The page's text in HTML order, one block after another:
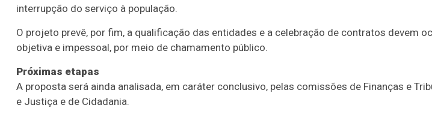
interrupção do serviço à população.
O projeto prevê, por fim, a qualificação das entidades e a celebração de contratos devem
objetiva e impessoal, por meio de chamamento público.
Próximas etapas
A proposta será ainda analisada, em caráter conclusivo, pelas comissões de Finanças e
e Justiça e de Cidadania.